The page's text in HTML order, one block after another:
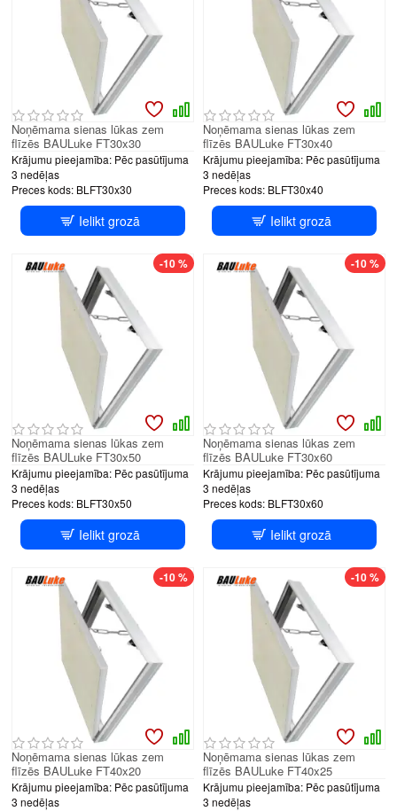
Krājumu pieejamība: Pēc pasūtījuma
3 nedēļas
Preces kods: BLFT30x30
Noņēmama sienas lūkas zem
flīzēs BAULuke FT30x30
Ielikt grozā
Krājumu pieejamība: Pēc pasūtījuma
3 nedēļas
Preces kods: BLFT30x40
Noņēmama sienas lūkas zem
flīzēs BAULuke FT30x40
Ielikt grozā
-10 %
Krājumu pieejamība: Pēc pasūtījuma
3 nedēļas
Preces kods: BLFT30x50
Noņēmama sienas lūkas zem
flīzēs BAULuke FT30x50
Ielikt grozā
-10 %
Krājumu pieejamība: Pēc pasūtījuma
3 nedēļas
Preces kods: BLFT30x60
Noņēmama sienas lūkas zem
flīzēs BAULuke FT30x60
Ielikt grozā
-10 %
Krājumu pieejamība: Pēc pasūtījuma
3 nedēļas
Noņēmama sienas lūkas zem
flīzēs BAULuke FT40x20
-10 %
Krājumu pieejamība: Pēc pasūtījuma
3 nedēļas
Noņēmama sienas lūkas zem
flīzēs BAULuke FT40x25